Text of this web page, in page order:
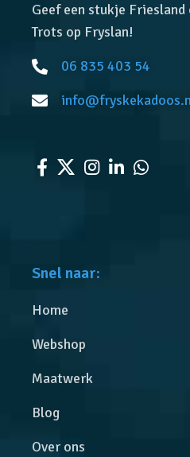
Geef een stukje Friesland
Trots op Fryslan!
06 835 403 54
Snel naar:
Home
Webshop
Maatwerk
Blog
Over ons